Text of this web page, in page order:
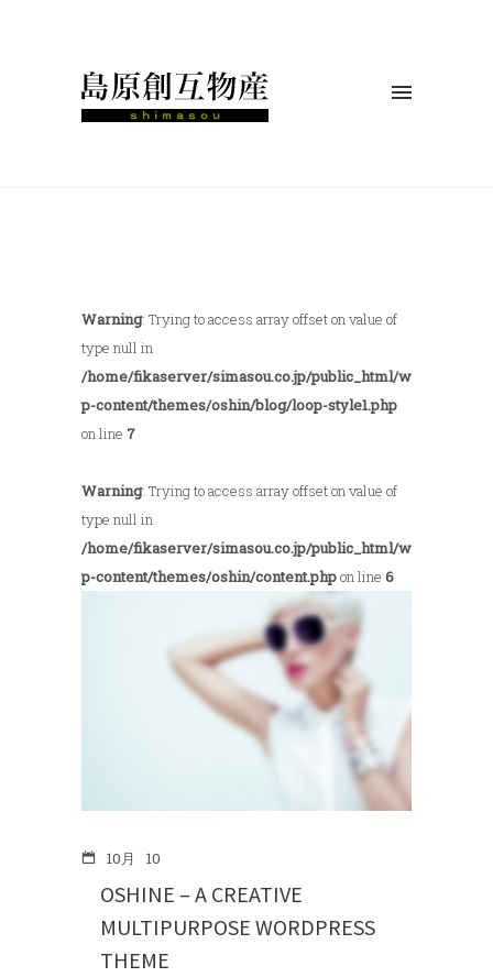
Warning: Trying to access array offset on value of
type null in
/home/fikaserver/simasou.co.jp/public_html/w
p-content/themes/oshin/blog/loop-style1.php
on line 7
Warning: Trying to access array offset on value of
type null in
/home/fikaserver/simasou.co.jp/public_html/w
p-content/themes/oshin/content.phpon line 6
10月 10
OSHINE – A CREATIVE
MULTIPURPOSE WORDPRESS
THEME